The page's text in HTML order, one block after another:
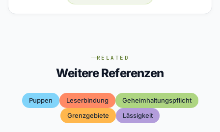
RELATED
Weitere Referenzen
Puppen Leserbindung
Geheimhaltungspflicht
Grenzgebiete
Lässigkeit